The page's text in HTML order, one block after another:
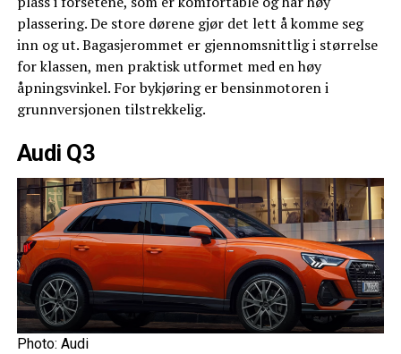
plassering. De store dørene gjør det lett å komme seg
inn og ut. Bagasjerommet er gjennomsnittlig i størrelse
for klassen, men praktisk utformet med en høy
åpningsvinkel. For bykjøring er bensinmotoren i
grunnversjonen tilstrekkelig.
Audi Q3
Photo: Audi